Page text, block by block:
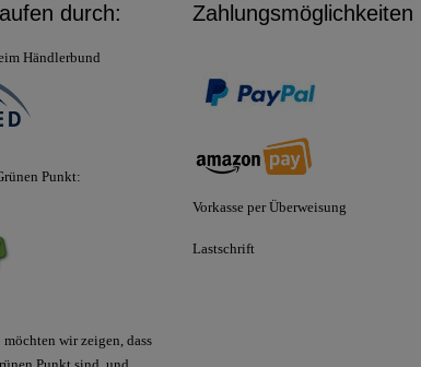
durch:
Händlerbund
Punkt:
wir zeigen, dass
Zahlungsmöglichkeiten
Vorkasse per Überweisung
Lastschrift